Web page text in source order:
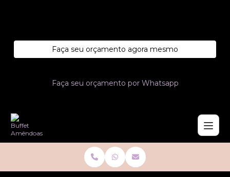
Faça seu orçamento agora mesmo
Faça seu orçamento por Whatsapp